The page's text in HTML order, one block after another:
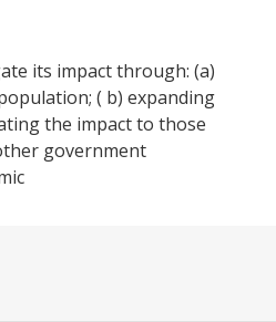
its impact through: (a)
( b) expanding
the impact to those
government